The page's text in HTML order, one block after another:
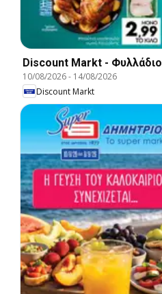
Discount Markt - Φυλλάδιο
10/08/2026- 14/08/2026
Discount Markt